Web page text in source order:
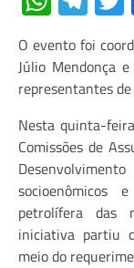
O evento foi
Júlio Mendonça
representantes
Nesta quinta-
Comissões de
socioenômicos
petrolífera das
iniciativa partiu
meio do